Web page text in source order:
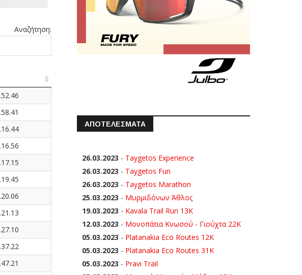
Αναζήτηση:
ΑΠΟΤΕΛΕΣΜΑΤΑ
26.03.2023 - Taygetos Experience
26.03.2023 - Taygetos Fun
26.03.2023 - Taygetos Marathon
25.03.2023 - Μυρμιδόνων Άθλος
19.03.2023 - Kavala Trail Run 13K
12.03.2023 - Μονοπάτια Κνωσού - Γιούχτα 22Κ
05.03.2023 - Platanakia Eco Routes 12K
05.03.2023 - Platanakia Eco Routes 31K
05.03.2023 - Pravi Trail